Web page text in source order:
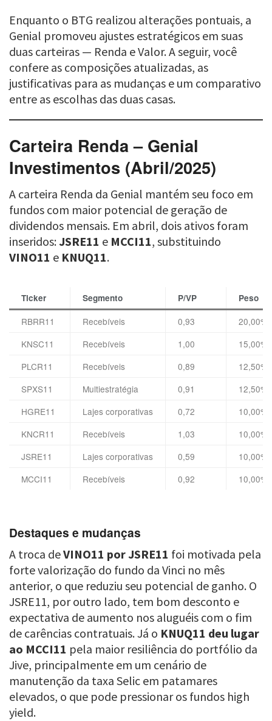
Enquanto o BTG realizou alterações pontuais, a
Genial promoveu ajustes estratégicos em suas
duas carteiras — Renda e Valor. A seguir, você
confere as composições atualizadas, as
justificativas para as mudanças e um comparativo
entre as escolhas das duas casas.
Carteira Renda – Genial
Investimentos (Abril/2025)
A carteira Renda da Genial mantém seu foco em
fundos com maior potencial de geração de
dividendos mensais. Em abril, dois ativos foram
inseridos:JSRE11 e MCCI11, substituindo
VINO11 e KNUQ11.
Ticker Segmento P/VP Peso
RBRR11 Recebíveis 0,93
20,00%
KNSC11
Recebíveis 1,00
15,00%
PLCR11
Recebíveis 0,89
12,50%
SPXS11
Multiestratégia 0,91
12,50%
HGRE11
Lajes corporativas 0,72
10,00%
KNCR11
Recebíveis 1,03
10,00%
JSRE11
Lajes corporativas 0,59
10,00%
MCCI11
Recebíveis 0,92 10,00%
Destaques e mudanças
A troca deVINO11 por JSRE11 foi motivada pela
forte valorização do fundo da Vinci no mês
anterior, o que reduziu seu potencial de ganho. O
JSRE11, por outro lado, tem bom desconto e
expectativa de aumento nos aluguéis com o fim
de carências contratuais. Já o KNUQ11 deu lugar
ao MCCI11 pela maior resiliência do portfólio da
Jive, principalmente em um cenário de
manutenção da taxa Selic em patamares
elevados, o que pode pressionar os fundos high
yield.